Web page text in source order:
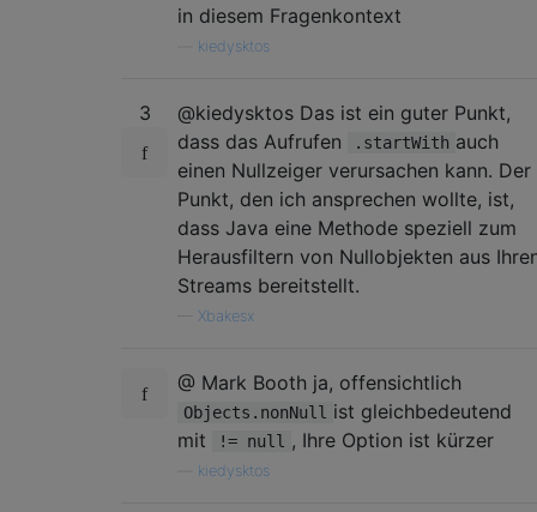
in diesem Fragenkontext
kiedysktos
3
@kiedysktos Das ist ein guter Punkt,
dass das Aufrufen
.startWith auch
einen Nullzeiger verursachen kann. Der
Punkt, den ich ansprechen wollte, ist,
dass Java eine Methode speziell zum
Herausfiltern von Nullobjekten aus
Streams bereitstellt.
Xbakesx
@ Mark Booth ja, offensichtlich
Objects.nonNull ist gleichbedeutend
mit
!= null , Ihre Option ist kürzer
kiedysktos